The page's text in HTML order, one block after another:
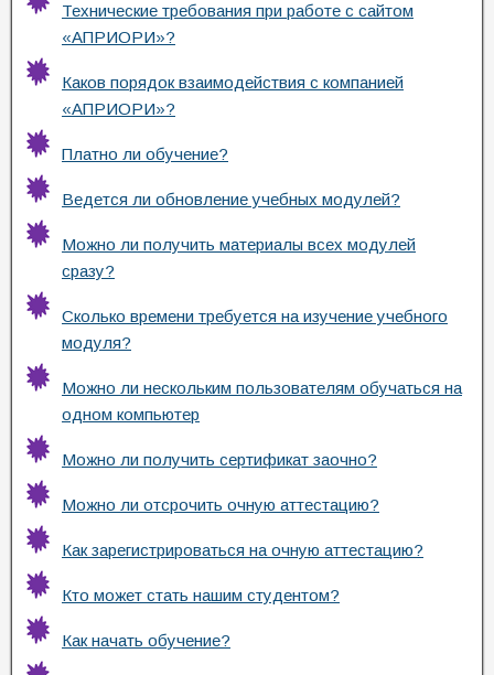
Технические требования при работе с сайтом
«АПРИОРИ»?
Каков порядок взаимодействия с компанией
«АПРИОРИ»?
Платно ли обучение?
Ведется ли обновление учебных модулей?
Можно ли получить материалы всех модулей
сразу?
Сколько времени требуется на изучение учебного
модуля?
Можно ли нескольким пользователям обучаться на
одном компьютер
Можно ли получить сертификат заочно?
Можно ли отсрочить очную аттестацию?
Как зарегистрироваться на очную аттестацию?
Кто может стать нашим студентом?
Как начать обучение?